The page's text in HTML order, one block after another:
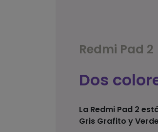
Redmi Pad 2
Dos
La Redmi Pad 2
Gris Grafito y